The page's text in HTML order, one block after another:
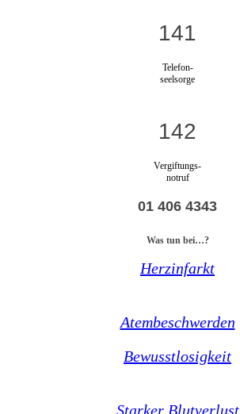
141
Telefon-
seelsorge
142
Vergiftungs-
notruf
01 406 4343
Was tun bei…?
Herzinfarkt
Atembeschwerden
Bewusstlosigkeit
Starker Blutverlust